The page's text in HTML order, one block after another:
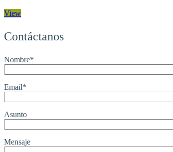
View
Contáctanos
Nombre*
Email*
Asunto
Mensaje